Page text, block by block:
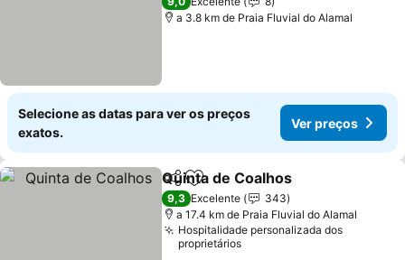
a 3.8 km de Praia Fluvial do Alamal
Selecione as datas para ver os preços
exatos.
Ver preços
PartilharAdicionar aos favoritos
Quinta de Coalhos
9,3 Excelente
343
a 17.4 km de Praia Fluvial do Alamal
Hospitalidade personalizada dos
proprietários